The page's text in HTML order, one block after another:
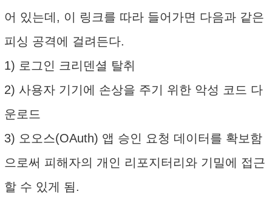
어 있는데, 이 링크를 따라 들어가면 다음과 같은
피싱 공격에 걸려든다.
1) 로그인 크리덴셜 탈취
2) 사용자 기기에 손상을 주기 위한 악성 코드 다
운로드
3) 오오스(OAuth) 앱 승인 요청 데이터를 확보함
으로써 피해자의 개인 리포지터리와 기밀에 접근
할 수 있게 됨.